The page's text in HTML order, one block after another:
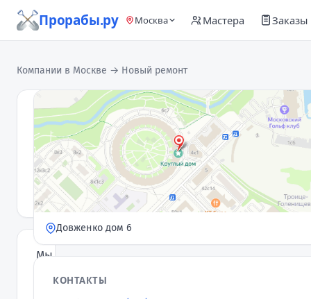
Прорабы.ру Москва Мастера Заказы
Компании в Москве → Новый ремонт
Новый
ремонт
Компания
★4,5
· 16
отзывов
Мы
Довженко дом 6
КОНТАКТЫ